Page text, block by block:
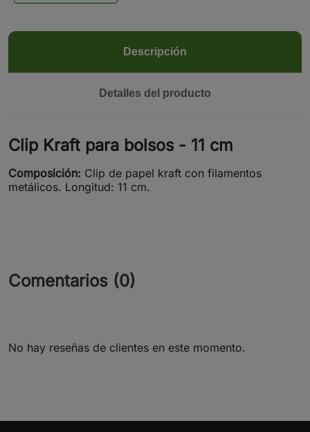
Descripción
Detalles del producto
Clip Kraft para bolsos - 11 cm
Composición: Clip de papel kraft con filamentos
metálicos. Longitud: 11 cm.
Comentarios (0)
No hay reseñas de clientes en este momento.